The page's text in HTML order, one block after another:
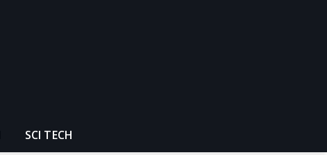
SCI TECH